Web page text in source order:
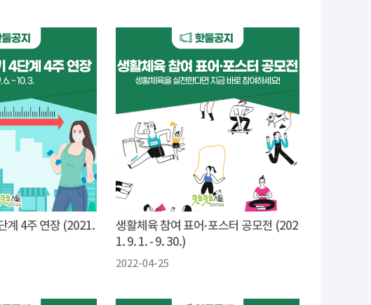
계 4주 연장 (2021.
생활체육 참여 표어·포스터 공모전 (202
1. 9. 1. - 9. 30.)
2022-04-25